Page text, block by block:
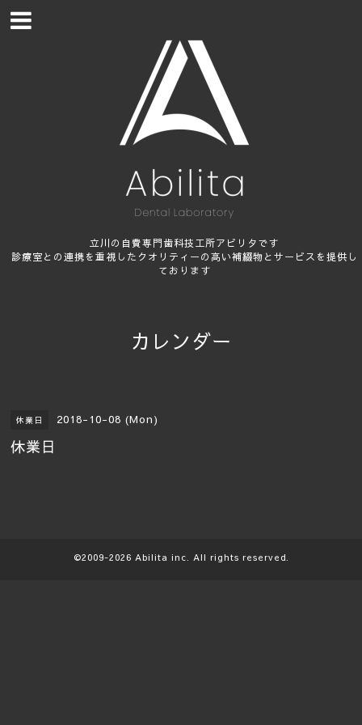
立川の自費専門歯科技工所アビリタです
診療室との連携を重視したクオリティーの高い補綴物とサービスを提供し
ております
カレンダー
休業日 2018-10-08 (Mon)
休業日
©2009-2026 Abilita inc. All rights reserved.